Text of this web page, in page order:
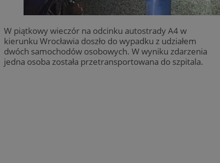
W piątkowy wieczór na odcinku autostrady A4 w
kierunku Wrocławia doszło do wypadku z udziałem
dwóch samochodów osobowych. W wyniku zdarzenia
jedna osoba została przetransportowana do szpitala.